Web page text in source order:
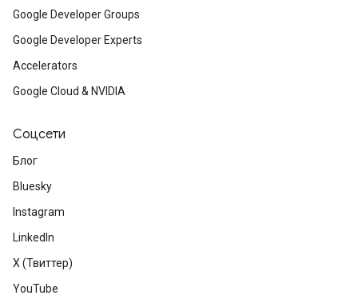
Google Developer Groups
Google Developer Experts
Accelerators
Google Cloud & NVIDIA
Соцсети
Блог
Bluesky
Instagram
LinkedIn
X (Твиттер)
YouTube